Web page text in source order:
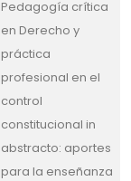
Pedagogía crítica
en Derecho y
práctica
profesional en el
control
constitucional in
abstracto: aportes
para la enseñanza